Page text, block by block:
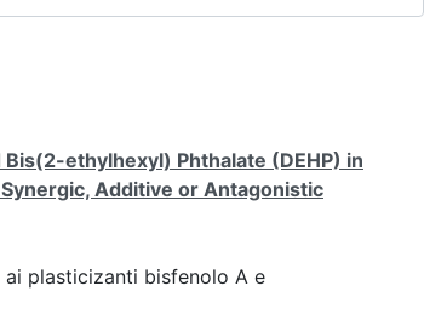
ethylhexyl) Phthalate (DEHP) in
Additive or Antagonistic
plasticizanti bisfenolo A e